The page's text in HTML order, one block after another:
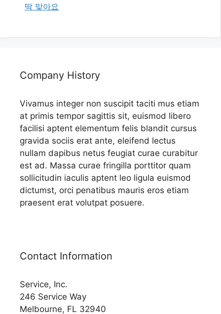
딱 맞아요
Company History
Vivamus integer non suscipit taciti mus etiam
at primis tempor sagittis sit, euismod libero
facilisi aptent elementum felis blandit cursus
gravida sociis erat ante, eleifend lectus
nullam dapibus netus feugiat curae curabitur
est ad. Massa curae fringilla porttitor quam
sollicitudin iaculis aptent leo ligula euismod
dictumst, orci penatibus mauris eros etiam
praesent erat volutpat posuere.
Contact Information
Service, Inc.
246 Service Way
Melbourne, FL 32940